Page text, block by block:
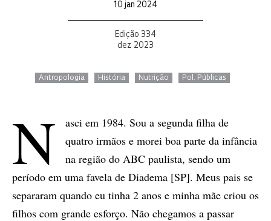
10 jan 2024
Edição 334
dez 2023
Antropologia História Nutrição Pol. Públicas
N
asci em 1984. Sou a segunda filha de
quatro irmãos e morei boa parte da infância
na região do ABC paulista, sendo um
período em uma favela de Diadema [SP]. Meus pais se
separaram quando eu tinha 2 anos e minha mãe criou os
filhos com grande esforço. Não chegamos a passar